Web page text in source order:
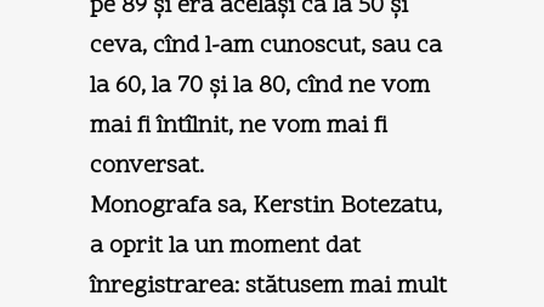
ceva, cînd l-am cunoscut, sau ca
la 60, la 70 şi la 80, cînd ne vom
mai fi întîlnit, ne vom mai fi
conversat.
Monografa sa, Kerstin Botezatu,
a oprit la un moment dat
înregistrarea: stătusem mai mult